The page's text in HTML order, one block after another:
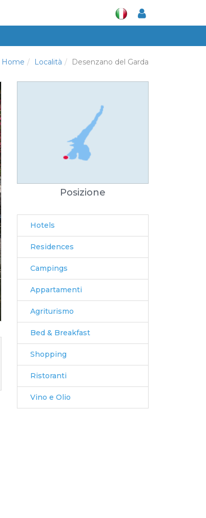
Home Località Desenzano del Garda
Posizione
Hotels
Residences
Campings
Appartamenti
Agriturismo
Bed & Breakfast
Shopping
Ristoranti
Vino e Olio